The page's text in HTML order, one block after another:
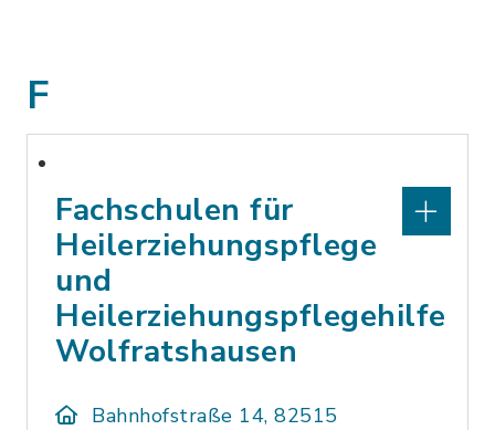
F
Fachschulen für
Heilerziehungspflege
und
Heilerziehungspflegehilfe
Wolfratshausen
Bahnhofstraße 14, 82515